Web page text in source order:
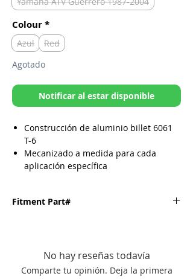
Colour*
Azul
Red
Agotado
Notificar al estar disponible
Construcción de aluminio billet 6061
T-6
Mecanizado a medida para cada
aplicación específica
Tenga en cuenta: Yamaha ATV YFZ450
Fitment Part#
HONDA
ATV-
21-810
(Blue)
No hay reseñas todavía
Comparte tu opinión. Deja la primera